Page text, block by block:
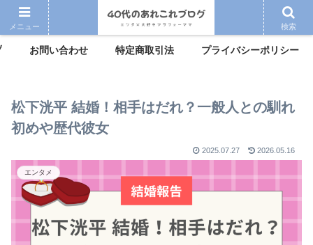
お問い合わせ 特定商取引法 プライバシーポリシー
松下洸平 結婚！相手はだれ？一般人との馴れ
初めや歴代彼女
2025.07.27 2026.05.16
エンタメ
メニュー 検索